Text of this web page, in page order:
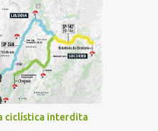
ciclística interdita